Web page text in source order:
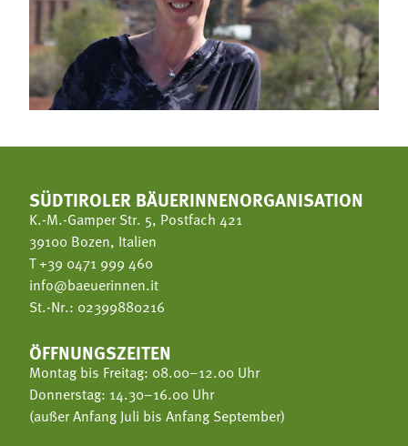
SÜDTIROLER BÄUERINNENORGANISATION
K.-M.-Gamper Str. 5, Postfach 421
39100 Bozen, Italien
T+39 0471 999 460
info@baeuerinnen.it
St.-Nr.: 02399880216
ÖFFNUNGSZEITEN
Montag bis Freitag: 08.00–12.00 Uhr
Donnerstag: 14.30–16.00 Uhr
(außer Anfang Juli bis Anfang September)